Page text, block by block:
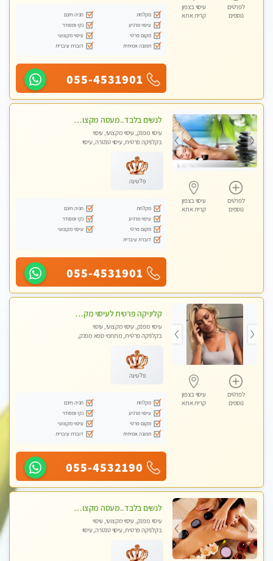
לפרטים
נוספים
עיסוי בצפון
קרית אתא
מקלחת
חניה חינם
עיסוי מרגיע
נקי ומסודר
מקום פרטי
עיסוי מקצועי
תמונה אמיתית
דוברת עיברית
055-4531901
לפרטים
נוספים
עיסוי בצפון
קרית אתא
לנשים בלבד..מעסה מקצועי לנשים בלבד
עיסוי מפנק, עיסוי מקצועי, עיסוי
בקלניקה פרטית, עיסוי טנטרה, עיסוי
פלטינה
מקלחת
חניה חינם
עיסוי מרגיע
נקי ומסודר
מקום פרטי
עיסוי מקצועי
דוברת עיברית
055-4531901
לפרטים
נוספים
עיסוי בצפון
קרית אתא
קליניקה פרטית לעיסוי מקצועי ואלטרנטיבי ברמה גבוהה VIP תתקשר ..... highly recommended..new in the city
עיסוי מפנק, עיסוי מקצועי, עיסוי
בקלניקה פרטית, מתחמי ספא מפנק,
טנטרה, עיסוי מגבר לגבר, עיסוי מגבר
לאישה
פלטינה
מקלחת
חניה חינם
עיסוי מרגיע
נקי ומסודר
מקום פרטי
עיסוי מקצועי
תמונה אמיתית
דוברת עיברית
055-4532190
לנשים בלבד..מעסה מקצועי לנשים בלבד לעיסוי מרגיע ומפנק VIP-מומלץ לחלוטין! פרטי! ​​​​​​
עיסוי מפנק, עיסוי מקצועי, עיסוי
בקלניקה פרטית, עיסוי טנטרה, עיסוי